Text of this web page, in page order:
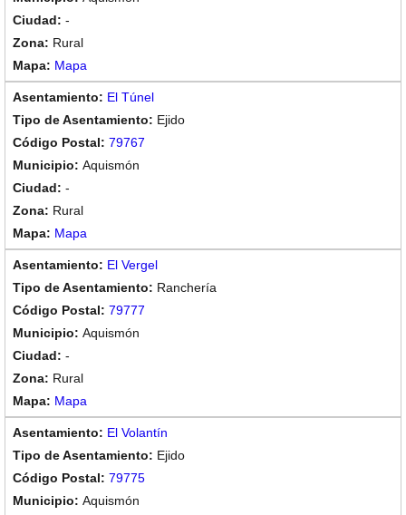
-
Rural
Mapa
El Túnel
Ejido
79767
Aquismón
-
Rural
Mapa
El Vergel
Ranchería
79777
Aquismón
-
Rural
Mapa
El Volantín
Ejido
79775
Aquismón